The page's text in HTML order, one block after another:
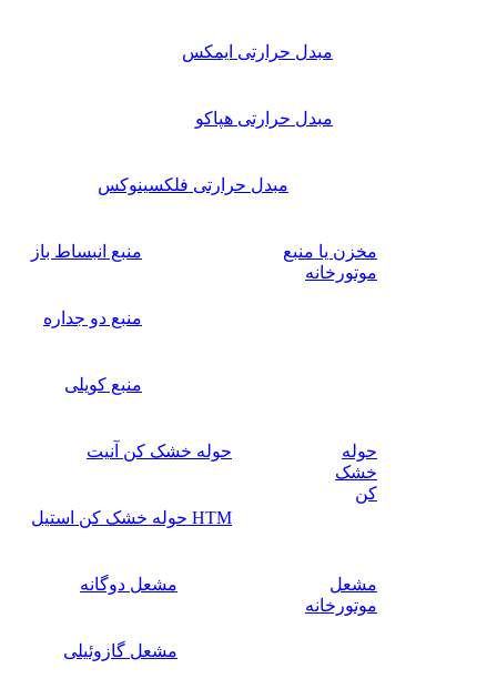
مبدل حرارتی ایمکس
مبدل حرارتی هپاکو
مبدل حرارتی فلکسینوکس
مخزن یا منبع
موتورخانه
منبع انبساط باز
منبع دو جداره
منبع کویلی
حوله
خشک
کن
حوله خشک کن آنیت
HTM حوله خشک کن استیل
مشعل
موتورخانه
مشعل دوگانه
مشعل گازوئیلی